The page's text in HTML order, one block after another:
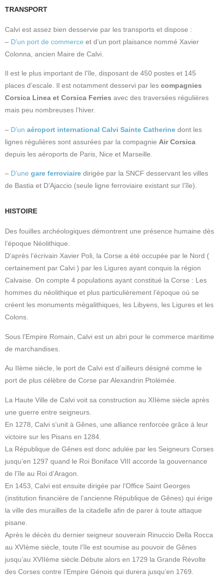
TRANSPORT
Calvi est assez bien desservie par les transports et dispose :
– D’un port de commerce et d’un port plaisance nommé Xavier
Colonna, ancien Maire de Calvi.
Il est le plus important de l’île, disposant de 450 postes et 145
places d’escale. Il est notamment desservi par les compagnies
Corsica Linea et Corsica Ferries avec des traversées régulières
mais peu nombreuses l’hiver.
– D’un aéroport international Calvi Sainte Catherine dont les
lignes régulières sont assurées par la compagnie Air Corsica
depuis les aéroports de Paris, Nice et Marseille.
– D’une gare ferroviaire dirigée par la SNCF desservant les villes
de Bastia et D’Ajaccio (seule ligne ferroviaire existant sur l’île).
HISTOIRE
Des fouilles archéologiques démontrent une présence humaine dès
l’époque Néolithique.
D’après l’écrivain Xavier Poli, la Corse a été occupée par le Nord (
certainement par Calvi ) par les Ligures ayant conquis la région
Calvaise. On compte 4 populations ayant constitué la Corse : Les
hommes du néolithique et plus particulièrement l’époque où se
créent les monuments mégalithiques, les Libyens, les Ligures et les
Colons.
Sous l’Empire Romain, Calvi est un abri pour le commerce maritime
de marchandises.
Au IIème siècle, le port de Calvi est d’ailleurs désigné comme le
port de plus célèbre de Corse par Alexandrin Ptolémée.
La Haute Ville de Calvi voit sa construction au XIIème siècle après
une guerre entre seigneurs.
En 1278, Calvi s’unit à Gênes, une alliance renforcée grâce à leur
victoire sur les Pisans en 1284.
La République de Gênes est donc adulée par les Seigneurs Corses
jusqu’en 1297 quand le Roi Boniface VIII accorde la gouvernance
de l’île au Roi d’Aragon.
En 1453, Calvi est ensuite dirigée par l’Office Saint Georges
(institution financière de l’ancienne République de Gênes) qui érige
la ville des murailles de la citadelle afin de parer à toute attaque
pisane.
Après le décès du dernier seigneur souverain Rinuccio Della Rocca
au XVIème siècle, toute l’île est soumise au pouvoir de Gênes
jusqu’au XVIIème siècle.Débute alors en 1729 la Grande Révolte
des Corses contre l’Empire Génois qui durera jusqu’en 1769.